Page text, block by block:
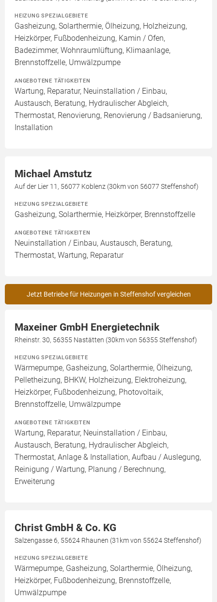
HEIZUNG SPEZIALGEBIETE
Gasheizung, Solarthermie, Ölheizung, Holzheizung,
Heizkörper, Fußbodenheizung, Kamin / Ofen,
Badezimmer, Wohnraumlüftung, Klimaanlage,
Brennstoffzelle, Umwälzpumpe
ANGEBOTENE TÄTIGKEITEN
Wartung, Reparatur, Neuinstallation / Einbau,
Austausch, Beratung, Hydraulischer Abgleich,
Thermostat, Renovierung, Renovierung / Badsanierung,
Installation
Michael Amstutz
Auf der Lier 11, 56077 Koblenz (30km von 56077 Steffenshof)
HEIZUNG SPEZIALGEBIETE
Gasheizung, Solarthermie, Heizkörper, Brennstoffzelle
ANGEBOTENE TÄTIGKEITEN
Neuinstallation / Einbau, Austausch, Beratung,
Thermostat, Wartung, Reparatur
Jetzt Betriebe für Heizungen in Steffenshof vergleichen
Maxeiner GmbH Energietechnik
Rheinstr. 30, 56355 Nastätten (30km von 56355 Steffenshof)
HEIZUNG SPEZIALGEBIETE
Wärmepumpe, Gasheizung, Solarthermie, Ölheizung,
Pelletheizung, BHKW, Holzheizung, Elektroheizung,
Heizkörper, Fußbodenheizung, Photovoltaik,
Brennstoffzelle, Umwälzpumpe
ANGEBOTENE TÄTIGKEITEN
Wartung, Reparatur, Neuinstallation / Einbau,
Austausch, Beratung, Hydraulischer Abgleich,
Thermostat, Anlage & Installation, Aufbau / Auslegung,
Reinigung / Wartung, Planung / Berechnung,
Erweiterung
Christ GmbH & Co. KG
Salzengasse 6, 55624 Rhaunen (31km von 55624 Steffenshof)
HEIZUNG SPEZIALGEBIETE
Wärmepumpe, Gasheizung, Solarthermie, Ölheizung,
Heizkörper, Fußbodenheizung, Brennstoffzelle,
Umwälzpumpe